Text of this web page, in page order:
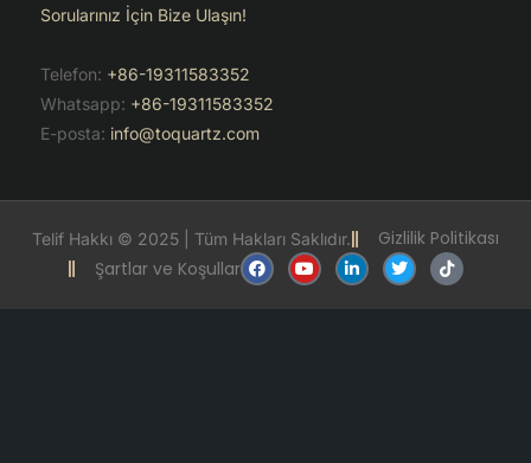
Sorularınız İçin Bize Ulaşın!
Telefon: +86-19311583352
Whatsapp: +86-19311583352
E-posta: info@toquartz.com
Telif Hakkı © 2025 | Tüm Hakları Saklıdır.
Gizlilik Politikası
Şartlar ve Koşullar
F
a
c
Y
o
u
L
i
n
T
w
i
T
i
k